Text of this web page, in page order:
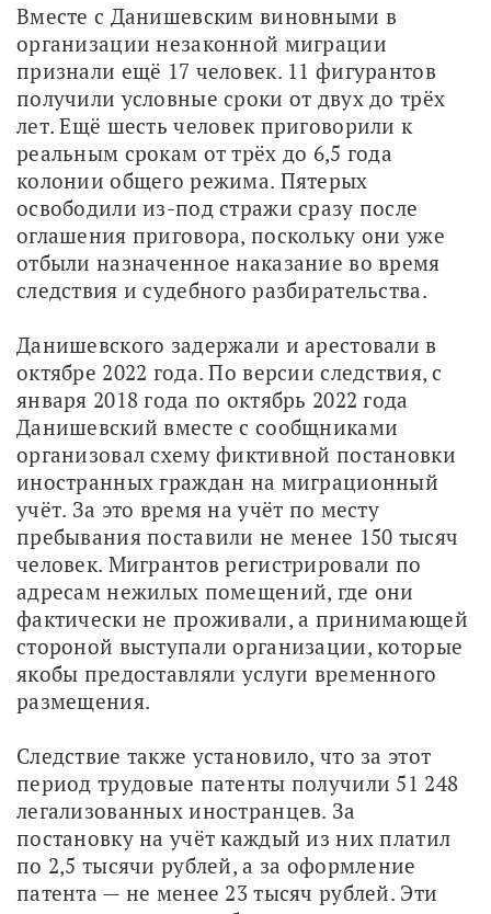
Вместе с Данишевским виновными в
организации незаконной миграции
признали ещё 17 человек. 11 фигурантов
получили условные сроки от двух до трёх
лет. Ещё шесть человек приговорили к
реальным срокам от трёх до 6,5 года
колонии общего режима. Пятерых
освободили из-под стражи сразу после
оглашения приговора, поскольку они уже
отбыли назначенное наказание во время
следствия и судебного разбирательства.
Данишевского задержали и арестовали в
октябре 2022 года. По версии следствия, с
января 2018 года по октябрь 2022 года
Данишевский вместе с сообщниками
организовал схему фиктивной постановки
иностранных граждан на миграционный
учёт. За это время на учёт по месту
пребывания поставили не менее 150 тысяч
человек. Мигрантов регистрировали по
адресам нежилых помещений, где они
фактически не проживали, а принимающей
стороной выступали организации, которые
якобы предоставляли услуги временного
размещения.
Следствие также установило, что за этот
период трудовые патенты получили 51 248
легализованных иностранцев. За
постановку на учёт каждый из них платил
по 2,5 тысячи рублей, а за оформление
патента — не менее 23 тысяч рублей. Эти